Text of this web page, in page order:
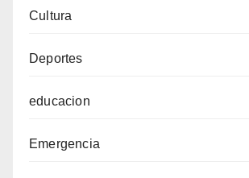
Cultura
Deportes
educacion
Emergencia